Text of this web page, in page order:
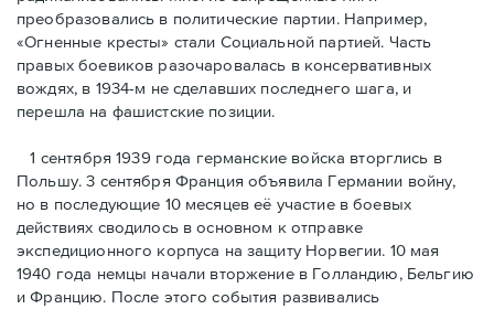
преобразовались в политические партии. Например,
«Огненные кресты» стали Социальной партией. Часть
правых боевиков разочаровалась в консервативных
вождях, в 1934-м не сделавших последнего шага, и
перешла на фашистские позиции.
1 сентября 1939 года германские войска вторглись в
Польшу. 3 сентября Франция объявила Германии войну,
но в последующие 10 месяцев её участие в боевых
действиях сводилось в основном к отправке
экспедиционного корпуса на защиту Норвегии. 10 мая
1940 года немцы начали вторжение в Голландию, Бельгию
и Францию. После этого события развивались